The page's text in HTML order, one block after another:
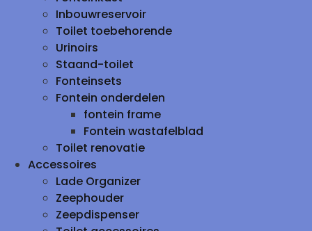
Inbouwreservoir
Toilet toebehorende
Urinoirs
Staand-toilet
Fonteinsets
Fontein onderdelen
fontein frame
Fontein wastafelblad
Toilet renovatie
Accessoires
Lade Organizer
Zeephouder
Zeepdispenser